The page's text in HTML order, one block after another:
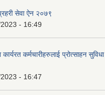
सेवा ऐन २०७९
- 16:49
कर्मचारीहरुलाई प्रोत्साहन सुविधा
- 16:47